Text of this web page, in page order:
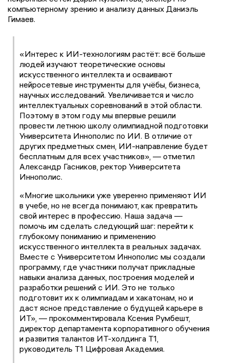
компьютерному зрению и анализу данных Даниэль
Гимаев.
«Интерес к ИИ-технологиям растёт: всё больше
людей изучают теоретические основы
искусственного интеллекта и осваивают
нейросетевые инструменты для учёбы, бизнеса,
научных исследований. Увеличивается и число
интеллектуальных соревнований в этой области.
Поэтому в этом году мы впервые решили
провести летнюю школу олимпиадной подготовки
Университета Иннополис по ИИ. В отличие от
других предметных смен, ИИ-направление будет
бесплатным для всех участников», — отметил
Александр Гасников, ректор Университета
Иннополис.
«Многие школьники уже уверенно применяют ИИ
в учебе, но не всегда понимают, как превратить
свой интерес в профессию. Наша задача —
помочь им сделать следующий шаг: перейти к
глубокому пониманию и применению
искусственного интеллекта в реальных задачах.
Вместе с Университетом Иннополис мы создали
программу, где участники получат прикладные
навыки анализа данных, построения моделей и
разработки решений с ИИ. Это не только
подготовит их к олимпиадам и хакатонам, но и
даст ясное представление о будущей карьере в
ИТ», — прокомментировала Ксения Румбешт,
директор департамента корпоративного обучения
и развития талантов ИТ-холдинга Т1,
руководитель Т1 Цифровая Академия.